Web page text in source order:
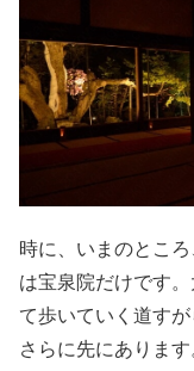
時に、いまのとこ
は宝泉院だけです
て歩いていく道す
さらに先にありま